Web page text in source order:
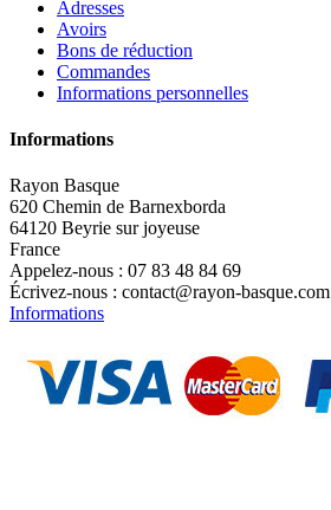
Adresses
Avoirs
Bons de réduction
Commandes
Informations personnelles
Informations
Rayon Basque
620 Chemin de Barnexborda
64120 Beyrie sur joyeuse
France
Appelez-nous : 07 83 48 84 69
Écrivez-nous : contact@rayon-basque.com
Informations